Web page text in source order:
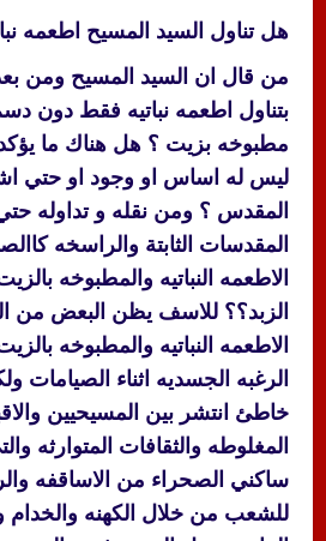
هل تناول السيد المسيح اطعمه
من قال ان السيد المسيح ومن
بتناول اطعمه نباتيه فقط دون
مطبوخه بزيت ؟ هل هناك ما يؤكد
ليس له اساس او وجود او حتي
المقدس ؟ ومن نقله و تداوله
المقدسات الثابتة والراسخه
الاطعمه النباتيه والمطبوخه
الزبد؟؟ للاسف يظن البعض من
الاطعمه النباتيه والمطبوخه
الرغبه الجسديه اثناء الصيامات
خاطئ انتشر بين المسيحيين
المغلوطه والثقافات المتوارثه
ساكني الصحراء من الاساقفه
للشعب من خلال الكهنه والخدام